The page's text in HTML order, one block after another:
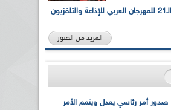
بالصور... الدورة الـ21 للمهرجان العربي للإذاعة والتلفزيون
المزيد من الصور
صدور أمر رئاسي يعدل ويتمم الأمر